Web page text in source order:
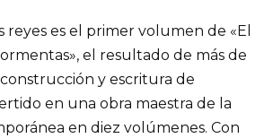
reyes es el primer volumen de «El
el resultado de más de
y escritura de
en una obra maestra de la
en diez volúmenes. Con